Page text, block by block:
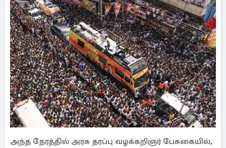
அந்த நேரத்தில் அரசு தரப்பு வழக்கறிஞர் பேசுகையில்,